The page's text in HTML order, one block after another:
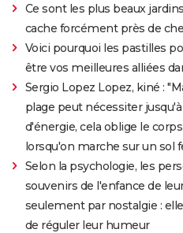
Ce sont les plus beaux
cache forcément près de
Voici pourquoi les pastilles
être vos meilleures alliées
Sergio Lopez Lopez, kiné :
plage peut nécessiter
d'énergie, cela oblige le
lorsqu'on marche sur un sol
Selon la psychologie, les
souvenirs de l'enfance de
seulement par nostalgie :
de réguler leur humeur